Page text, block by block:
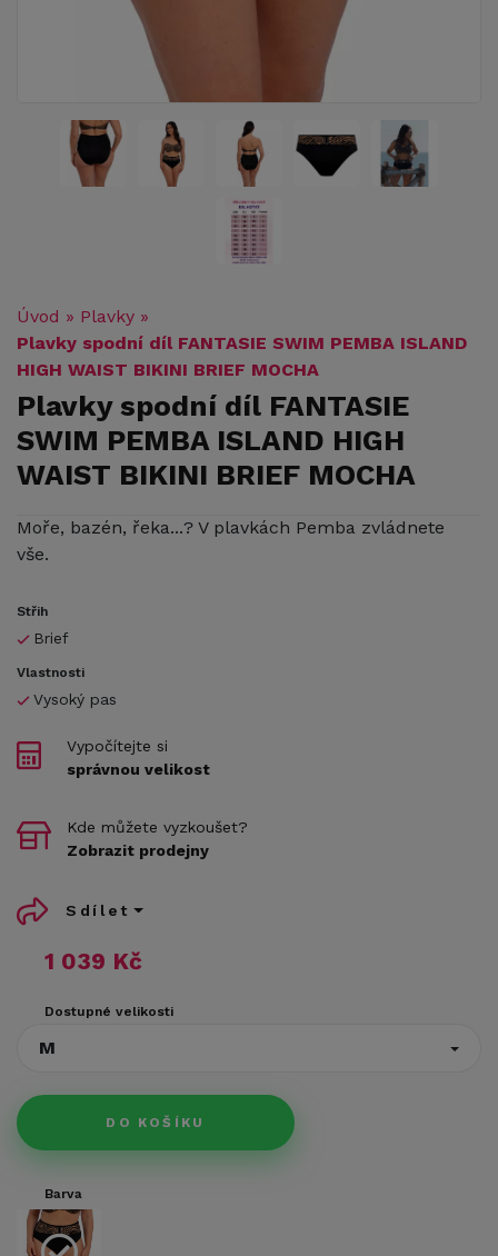
Úvod » Plavky »
Plavky spodní díl FANTASIE SWIM PEMBA ISLAND
HIGH WAIST BIKINI BRIEF MOCHA
Plavky spodní díl FANTASIE
SWIM PEMBA ISLAND HIGH
WAIST BIKINI BRIEF MOCHA
Moře, bazén, řeka...? V plavkách Pemba zvládnete
vše.
Střih
Brief
Vlastnosti
Vysoký pas
1 039 Kč
Dostupné velikosti
M
DO KOŠÍKU
Vypočítejte si
správnou velikost
Kde můžete vyzkoušet?
Zobrazit prodejny
Sdílet
Barva